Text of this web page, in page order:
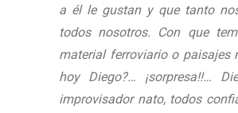
a él le gustan y que tanto
todos nosotros. Con que
material ferroviario o paisajes
hoy Diego?… ¡sorpresa!!…
improvisador nato, todos